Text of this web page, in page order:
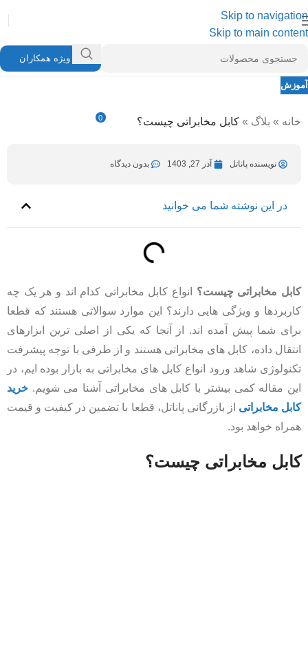
Skip to navigation
Skip to main content
ویژه همکاران
آموزش
نویسنده پاناتلبهمن 25, 1404 در آذر 27, 1403
0 خانه » بلاگ » کابل مخابراتی چیست؟
نویسنده پاناتل آذر 27, 1403 بدون دیدگاه
در این نوشته شما می خوانید
کابل مخابراتی چیست؟ انواع کابل مخابراتی کدام اند و هر یک چه
کاربردها و ویژگی هایی دارند؟ این موارد سوالاتی هستند که قطعا
برای شما پیش آمده اند. از آنجا که یکی از اصلی ترین ابزارهای
انتقال داده، کابل های مخابراتی هستند و از طرفی با توجه پیشرفت
تکنولوژی شاهد ورود انواع کابل های مخابراتی به بازار بوده ایم، در
این مقاله کمی بیشتر با کابل های مخابراتی آشنا می شویم. خرید
کابل مخابراتی از بازرگانی پاناتل، قطعا با تضمین در کیفیت و قیمت
همراه خواهد بود.
کابل مخابراتی چیست؟